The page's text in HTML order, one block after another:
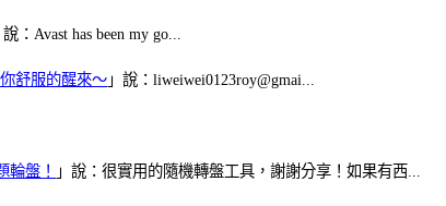
說：Avast has been my go...
舒服的醒來～ 」說：liweiwei0123roy@gmai...
輪盤！ 」說：很實用的隨機轉盤工具，謝謝分享！如果有西...